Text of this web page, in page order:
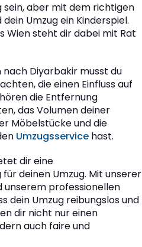
aber mit dem richtigen
dein Umzug ein Kinderspiel.
Wien steht dir dabei mit Rat
nach Diyarbakir musst du
die einen Einfluss auf
die Entfernung
das Volumen deiner
Möbelstücke und die
Umzugsservice hast.
dir eine
deinen Umzug. Mit unserer
unserem professionellen
dein Umzug reibungslos und
dir nicht nur einen
auch faire und